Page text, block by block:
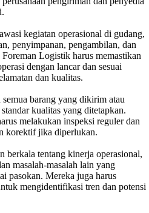
kegiatan operasional di gudang,
penyimpanan, pengambilan, dan
Logistik harus memastikan
dengan lancar dan sesuai
dan kualitas.
barang yang dikirim atau
kualitas yang ditetapkan.
melakukan inspeksi reguler dan
korektif jika diperlukan.
berkala tentang kinerja operasional,
masalah-masalah lain yang
pasokan. Mereka juga harus
mengidentifikasi tren dan potensi